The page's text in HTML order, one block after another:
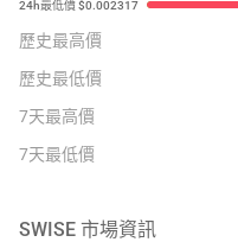
歷史最高價
歷史最低價
7天最高價
7天最低價
SWISE 市場資訊